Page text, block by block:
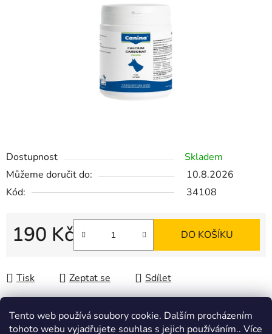
Tento web používá soubory cookie. Dalším procházením
tohoto webu vyjadřujete souhlas s jejich používáním.. Více
Dostupnost
Skladem
Můžeme doručit do:
10.8.2026
Kód:
34108
190 Kč DO KOŠÍKU
Tisk Zeptat se Sdílet